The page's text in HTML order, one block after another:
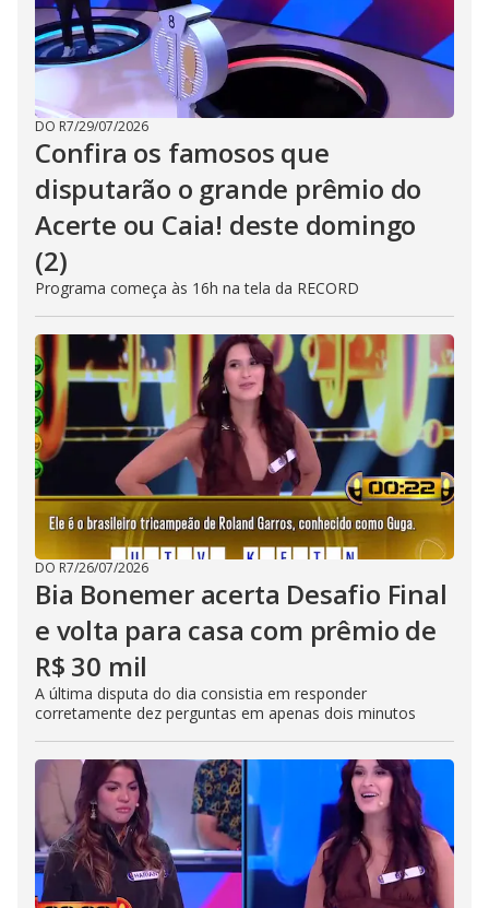
DO R7/29/07/2026
Confira os famosos que
disputarão o grande prêmio do
Acerte ou Caia! deste domingo
(2)
Programa começa às 16h na tela da RECORD
DO R7/26/07/2026
Bia Bonemer acerta Desafio Final
e volta para casa com prêmio de
R$ 30 mil
A última disputa do dia consistia em responder
corretamente dez perguntas em apenas dois minutos